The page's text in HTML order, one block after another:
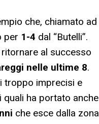
che, chiamato ad
per 1-4 dal “Butelli”.
al successo
nelle ultime 8.
troppo imprecisi e
quali ha portato anche
che esce dalla zona